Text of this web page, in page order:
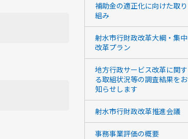
補助金の適正化に向けた取り
組み
射水市行財政改革大綱・集中
改革プラン
地方行政サービス改革に関す
る取組状況等の調査結果をお
知らせします
射水市行財政改革推進会議
事務事業評価の概要